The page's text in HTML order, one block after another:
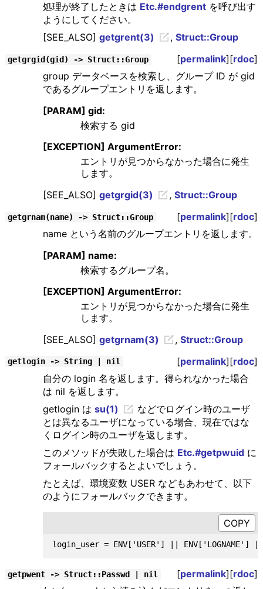
処理が終了したときは Etc.#endgrentを呼び出す
ようにしてください。
[SEE_ALSO] getgrent(3) , Struct::Group
getgrgid(gid) -> Struct::Group [permalink][rdoc]
group データベースを検索し、グループ ID が gid
であるグループエントリを返します。
[PARAM] gid:
検索する gid
[EXCEPTION] ArgumentError:
エントリが見つからなかった場合に発生
します。
[SEE_ALSO] getgrgid(3) , Struct::Group
getgrnam(name) -> Struct::Group [permalink][rdoc]
name という名前のグループエントリを返します。
[PARAM] name:
検索するグループ名。
[EXCEPTION] ArgumentError:
エントリが見つからなかった場合に発生
します。
[SEE_ALSO] getgrnam(3) , Struct::Group
getlogin -> String | nil [permalink][rdoc]
自分の login 名を返します。得られなかった場合
は nil を返します。
getlogin は su(1)
などでログイン時のユーザ
とは異なるユーザになっている場合、現在ではな
くログイン時のユーザを返します。
このメソッドが失敗した場合は Etc.#getpwuidに
フォールバックするとよいでしょう。
たとえば、環境変数 USER などもあわせて、以下
のようにフォールバックできます。
getpwent -> Struct::Passwd | nil [permalink][rdoc]